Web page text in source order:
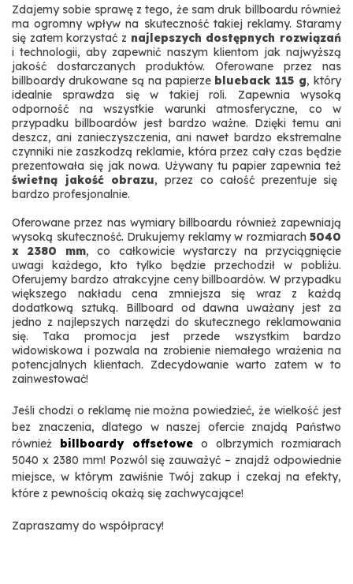
Zdajemy sobie sprawę z tego, że sam druk billboardu również
ma ogromny wpływ na skuteczność takiej reklamy. Staramy
się zatem korzystać z najlepszych dostępnych rozwiązań
i technologii, aby zapewnić naszym klientom jak najwyższą
jakość dostarczanych produktów. Oferowane przez nas
billboardy drukowane są na papierze blueback 115 g, który
idealnie sprawdza się w takiej roli. Zapewnia wysoką
odporność na wszystkie warunki atmosferyczne, co w
przypadku billboardów jest bardzo ważne. Dzięki temu ani
deszcz, ani zanieczyszczenia, ani nawet bardzo ekstremalne
czynniki nie zaszkodzą reklamie, która przez cały czas będzie
prezentowała się jak nowa. Używany tu papier zapewnia też
świetną jakość obrazu, przez co całość prezentuje się
bardzo profesjonalnie.
Oferowane przez nas wymiary billboardu również zapewniają
wysoką skuteczność. Drukujemy reklamy w rozmiarach 5040
x 2380 mm, co całkowicie wystarczy na przyciągnięcie
uwagi każdego, kto tylko będzie przechodził w pobliżu.
Oferujemy bardzo atrakcyjne ceny billboardów. W przypadku
większego nakładu cena zmniejsza się wraz z każdą
dodatkową sztuką. Billboard od dawna uważany jest za
jedno z najlepszych narzędzi do skutecznego reklamowania
się. Taka promocja jest przede wszystkim bardzo
widowiskowa i pozwala na zrobienie niemałego wrażenia na
potencjalnych klientach. Zdecydowanie warto zatem w to
zainwestować!
Jeśli chodzi o reklamę nie można powiedzieć, że wielkość jest
bez znaczenia, dlatego w naszej ofercie znajdą Państwo
również billboardy offsetowe o olbrzymich rozmiarach
5040 x 2380 mm! Pozwól się zauważyć – znajdź odpowiednie
miejsce, w którym zawiśnie Twój zakup i czekaj na efekty,
które z pewnością okażą się zachwycające!
Zapraszamy do współpracy!